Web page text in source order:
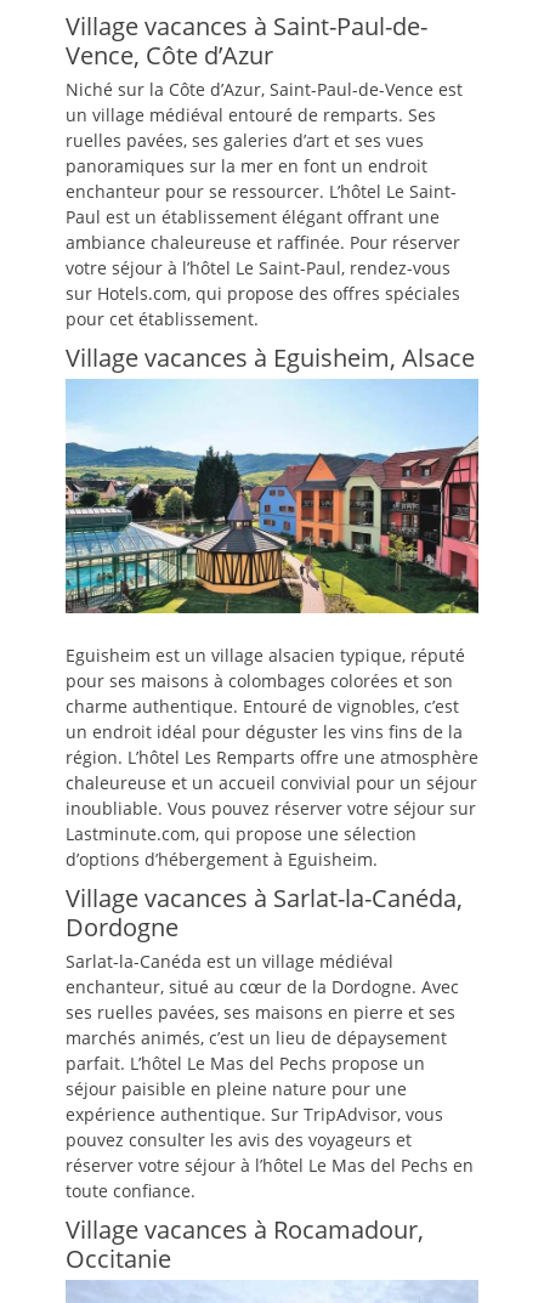
Village vacances à Saint-Paul-de-
Vence, Côte d’Azur
Niché sur la Côte d’Azur, Saint-Paul-de-Vence est
un village médiéval entouré de remparts. Ses
ruelles pavées, ses galeries d’art et ses vues
panoramiques sur la mer en font un endroit
enchanteur pour se ressourcer. L’hôtel Le Saint-
Paul est un établissement élégant offrant une
ambiance chaleureuse et raffinée. Pour réserver
votre séjour à l’hôtel Le Saint-Paul, rendez-vous
sur Hotels.com, qui propose des offres spéciales
pour cet établissement.
Village vacances à Eguisheim, Alsace
Eguisheim est un village alsacien typique, réputé
pour ses maisons à colombages colorées et son
charme authentique. Entouré de vignobles, c’est
un endroit idéal pour déguster les vins fins de la
région. L’hôtel Les Remparts offre une atmosphère
chaleureuse et un accueil convivial pour un séjour
inoubliable. Vous pouvez réserver votre séjour sur
Lastminute.com, qui propose une sélection
d’options d’hébergement à Eguisheim.
Village vacances à Sarlat-la-Canéda,
Dordogne
Sarlat-la-Canéda est un village médiéval
enchanteur, situé au cœur de la Dordogne. Avec
ses ruelles pavées, ses maisons en pierre et ses
marchés animés, c’est un lieu de dépaysement
parfait. L’hôtel Le Mas del Pechs propose un
séjour paisible en pleine nature pour une
expérience authentique. Sur TripAdvisor, vous
pouvez consulter les avis des voyageurs et
réserver votre séjour à l’hôtel Le Mas del Pechs en
toute confiance.
Village vacances à Rocamadour,
Occitanie